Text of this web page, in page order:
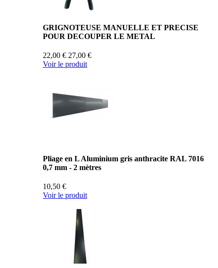
GRIGNOTEUSE MANUELLE ET PRECISE
POUR DECOUPER LE METAL
22,00 € 27,00 €
Voir le produit
Pliage en L Aluminium gris anthracite RAL 7016
0,7 mm - 2 mètres
10,50 €
Voir le produit